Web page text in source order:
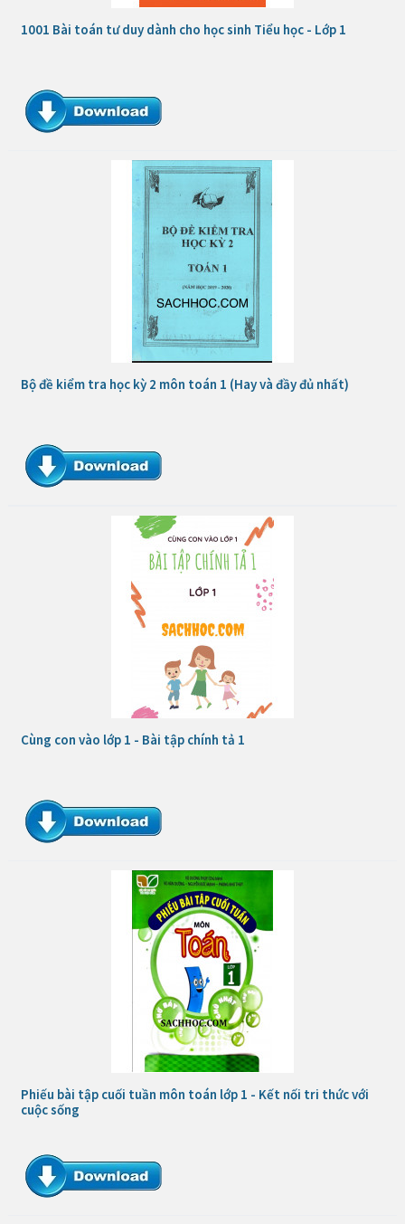
1001 Bài toán tư duy dành cho học sinh Tiểu học - Lớp 1
Bộ đề kiểm tra học kỳ 2 môn toán 1 (Hay và đầy đủ nhất)
Cùng con vào lớp 1 - Bài tập chính tả 1
Phiếu bài tập cuối tuần môn toán lớp 1 - Kết nối tri thức với
cuộc sống